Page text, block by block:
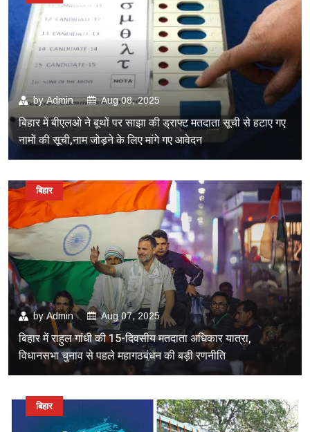
byAdmin Aug 08, 2025
बिहार में बीएलओ ने बूथों पर साझा की ड्राफ्ट मतदाता सूची से हटाए गए
नामों की सूची,नाम जोड़ने के लिए मांगे गए आवेदन
byAdmin Aug 07, 2025
बिहार में राहुल गांधी की 15-दिवसीय मतदाता अधिकार यात्रा,
विधानसभा चुनाव से पहले महागठबंधन की बड़ी रणनीति
बिहार
बिहार